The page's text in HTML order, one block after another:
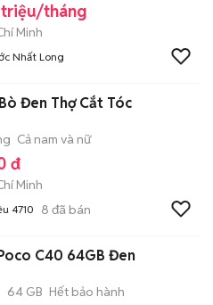
tháng
Minh
Nhất Long
Đen Thợ Cắt Tóc
Cả nam và nữ
đ
Minh
4710 8 đã bán
C40 64GB Đen
64 GB Hết bảo hành